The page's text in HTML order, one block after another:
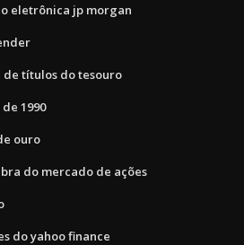
eletrônica jp morgan
de títulos do tesouro
1990
ouro
do mercado de ações
do yahoo finance